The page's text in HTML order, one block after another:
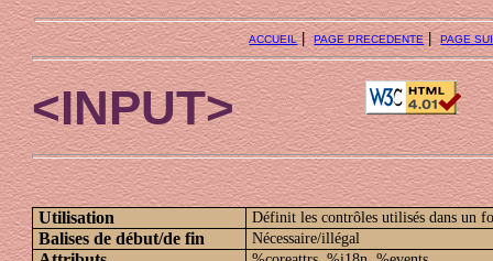
ACCUEIL|PAGE PRECEDENTE|PAGE
<INPUT>
Utilisation Définit les contrôles utilisés dans un
Balises de début/de fin Nécessaire/illégal